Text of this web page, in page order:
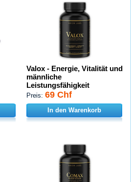
Valox - Energie, Vitalität und
männliche
Leistungsfähigkeit
Preis: 69 Chf
In den Warenkorb